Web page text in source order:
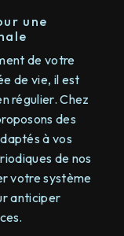
une
de votre
de vie, il est
régulier. Chez
des
à vos
de nos
votre système
anticiper